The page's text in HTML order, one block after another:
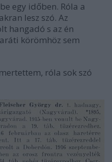
egy időben. Róla a
lesz szó. Az
hangadó s az én
körömhöz sem
róla sok szó